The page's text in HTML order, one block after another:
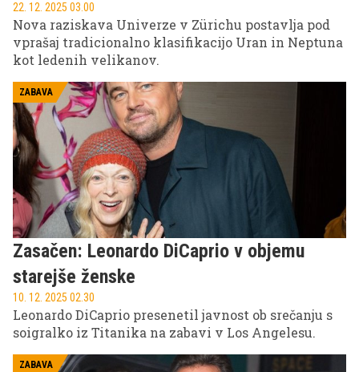
22. 12. 2025 03.00
Nova raziskava Univerze v Zürichu postavlja pod
vprašaj tradicionalno klasifikacijo Uran in Neptuna
kot ledenih velikanov.
ZABAVA
Zasačen: Leonardo DiCaprio v objemu
starejše ženske
10. 12. 2025 02.30
Leonardo DiCaprio presenetil javnost ob srečanju s
soigralko iz Titanika na zabavi v Los Angelesu.
ZABAVA